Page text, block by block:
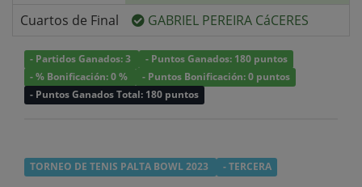
Cuartos de Final
GABRIEL PEREIRA CáCERES
- Partidos Ganados: 3
- Puntos Ganados: 180 puntos
- % Bonificación: 0 %
- Puntos Bonificación: 0 puntos
- Puntos Ganados Total: 180 puntos
TORNEO DE TENIS PALTA BOWL 2023 - TERCERA